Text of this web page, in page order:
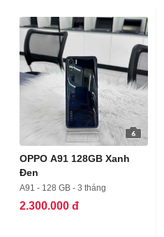
6
OPPO A91 128GB Xanh
Đen
A91 - 128 GB - 3 tháng
2.300.000 đ